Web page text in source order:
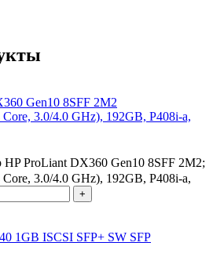
Gen10 8SFF 2M2
3.0/4.0 GHz), 192GB, P408i-a,
HP ProLiant DX360 Gen10 8SFF 2M2;
3.0/4.0 GHz), 192GB, P408i-a,
+
1GB ISCSI SFP+ SW SFP